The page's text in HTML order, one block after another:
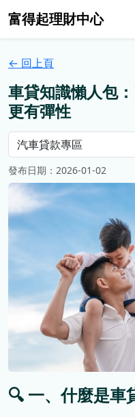
富得起理財中心
← 回上頁
車貸知識懶人包
更有彈性
發布日期：2026-01-02
🔍 一、什麼是車